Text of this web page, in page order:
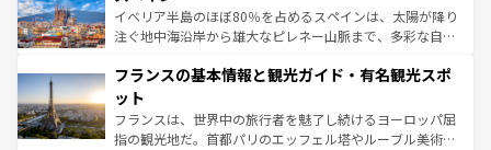
景など、自然景観も見逃せない。観光の合間には、本場の
ピザやパスタなど、絶品のイタリア料理を堪能することも
ませてくれるイタリアで、忘れられない旅をしてみよう！
なお、新着のイタリア情報は
しい。
イベリア半島のほぼ80％を占めるスペインは、太陽が降り
注ぐ地中海沿岸から雄大なピレネー山脈まで、多彩な自然
文化が根付くこの国では、情熱的なフラメンコ、熱気あふ
れる闘牛、そして美味しいタパスが生活の一部となってい
る。首都マドリードの洗練された雰囲気や、バルセロナの
アートに溢れた街角から、地方では古代ローマ遺跡や中世
フランスの基本情報と観光ガイド・有名観光スポ
ット
フランスは、世界中の旅行者を魅了し続けるヨーロッパ屈
指の観光地だ。首都パリのエッフェル塔やルーブル美術館